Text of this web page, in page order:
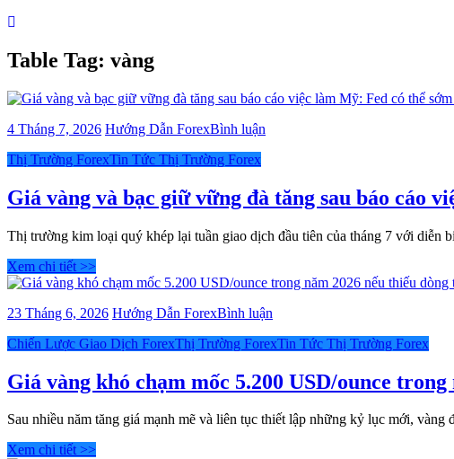
Table Tag: vàng
4 Tháng 7, 2026 Hướng Dẫn ForexBình luận
và
bạc
vững
sau
cáo
việc
làm
Fed
thể
Categories
Thị Trường ForexTin Tức Thị Trường Forex
Giá vàng và bạc giữ vững đà tăng sau báo cáo
Thị trường kim loại quý khép lại tuần giao dịch đầu tiên của tháng 7 với diễn
Xem chi tiết >>
23 Tháng 6, 2026 Hướng Dẫn ForexBình luận
Giá
khó
chạm
mốc
5.200
Categories
Chiến Lược Giao Dịch ForexThị Trường ForexTin Tức Thị Trường Forex
Giá vàng khó chạm mốc 5.200 USD/ounce
Sau nhiều năm tăng giá mạnh mẽ và liên tục thiết lập những kỷ lục mới,
Xem chi tiết >>